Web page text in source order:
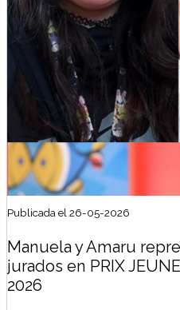
Publicada el 26-05-2026
Manuela y Amaru
jurados en PRIX
2026